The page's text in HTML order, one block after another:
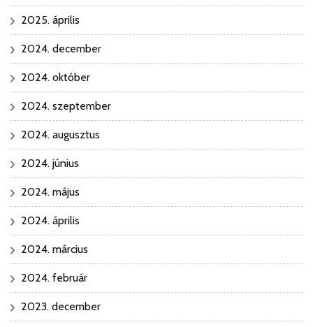
2025. április
2024. december
2024. október
2024. szeptember
2024. augusztus
2024. június
2024. május
2024. április
2024. március
2024. február
2023. december